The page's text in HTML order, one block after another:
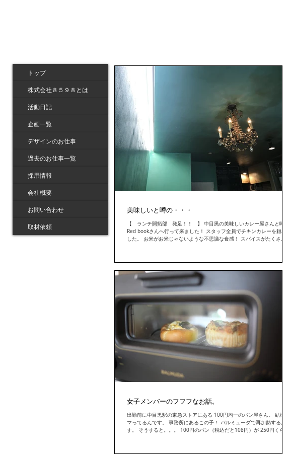
トップ
株式会社８５９８とは
活動日記
企画一覧
デザインのお仕事
過去のお仕事一覧
採用情報
会社概要
お問い合わせ
取材依頼
美味しいと噂の・・・
【 ランチ開拓部 発足！！ 】 中目黒の美味しいカレー屋さんと噂の
Red bookさんへ行って来ました！ スタッフ全員でチキンカレーを頼みま
した。 お米がお米じゃないような不思議な食感！ スパイスがたくさん入
女子メンバーのフフフなお話。
出勤前に中目黒駅の東急ストアにある 100円均一のパン屋さん。 結構ハ
マってるんです。 事務所にあるこの子！ バルミューダで再加熱するんで
す。 そうすると。。。 100円のパン（税込だと108円）が 250円くらい